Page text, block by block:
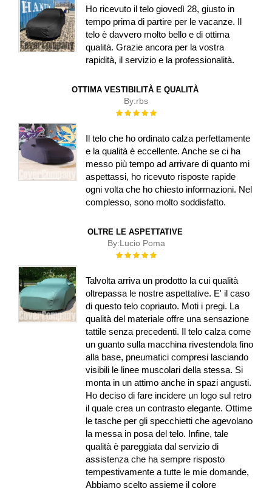
Ho ricevuto il telo giovedì 28, giusto in
tempo prima di partire per le vacanze. Il
telo è davvero molto bello e di ottima
qualità. Grazie ancora per la vostra
rapidità, il servizio e la professionalità.
OTTIMA VESTIBILITÀ E QUALITÀ
By:rbs
Rating:
Il telo che ho ordinato calza perfettamente
e la qualità è eccellente. Anche se ci ha
messo più tempo ad arrivare di quanto mi
aspettassi, ho ricevuto risposte rapide
ogni volta che ho chiesto informazioni. Nel
complesso, sono molto soddisfatto.
OLTRE LE ASPETTATIVE
By:Lucio Poma
Rating:
Talvolta arriva un prodotto la cui qualità
oltrepassa le nostre aspettative. E' il caso
di questo telo copriauto. Moti i pregi. La
qualità del materiale offre una sensazione
tattile senza precedenti. Il telo calza come
un guanto sulla macchina rivestendola fino
alla base, pneumatici compresi lasciando
visibili le linee muscolari della stessa. Si
monta in un attimo anche in spazi angusti.
Ho deciso di fare incidere un logo sul retro
il quale crea un contrasto elegante. Ottime
le tasche per gli specchietti che agevolano
la messa in posa del telo. Infine, tale
qualità è pareggiata dal servizio di
assistenza che ha sempre risposto
tempestivamente a tutte le mie domande,
Abbiamo scelto assieme il colore